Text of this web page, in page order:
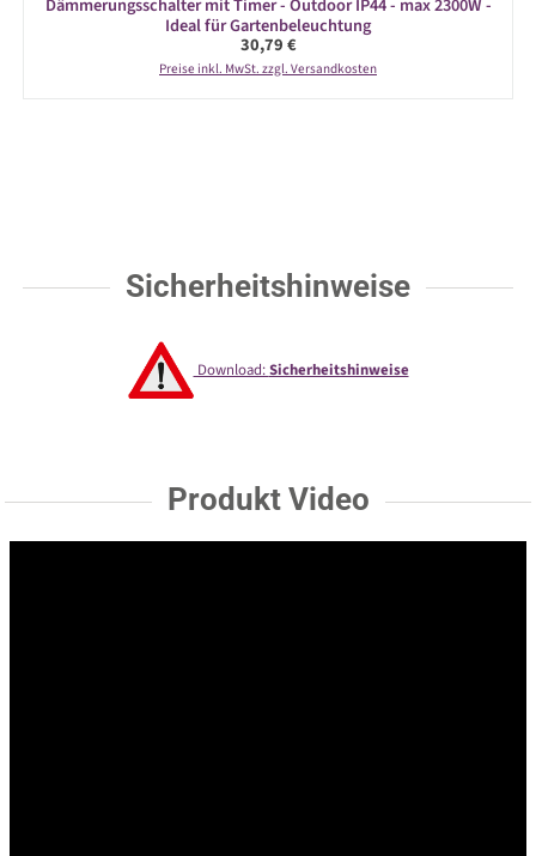
Dämmerungsschalter mit Timer - Outdoor IP44 - max 2300W -
Ideal für Gartenbeleuchtung
Regulärer Preis:
30,79 €
Preise inkl. MwSt. zzgl. Versandkosten
Sicherheitshinweise
Download:Sicherheitshinweise
Produkt Video